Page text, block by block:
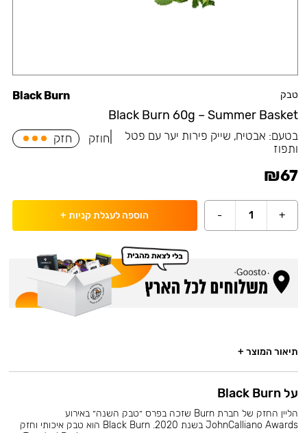
טבק
Black Burn 60g – Summer Basket
Black Burn
בטעם: אבטיח, שייק פירות יער עם פטל
ותפוז
חוזק חזק
₪67
+
1
- הוספה לעגלת קניות +
תיאור המוצר +
על Black Burn
הליין החזק של חברת Burn שזכה בפרס ״טבק השנה״ באירוע
JohnCalliano Awards בשנת 2020. Black Burn הוא טבק איכותי וחזק